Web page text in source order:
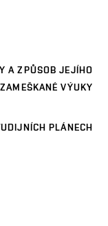
A ZPŮSOB JEJÍHO
VÝUKY
PLÁNECH